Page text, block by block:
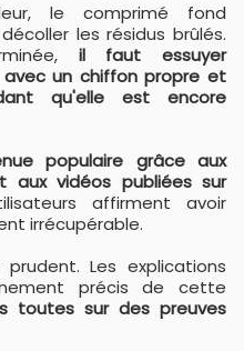
le comprimé fond
les résidus brûlés.
il faut essuyer
un chiffon propre et
qu'elle est encore
populaire grâce aux
vidéos publiées sur
affirment avoir
irrécupérable.
Les explications
précis de cette
toutes sur des preuves